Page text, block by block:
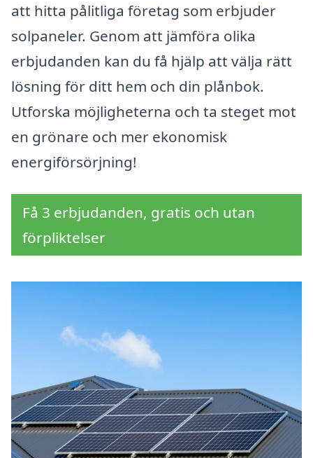
att hitta pålitliga företag som erbjuder
solpaneler. Genom att jämföra olika
erbjudanden kan du få hjälp att välja rätt
lösning för ditt hem och din plånbok.
Utforska möjligheterna och ta steget mot
en grönare och mer ekonomisk
energiförsörjning!
Få 3 erbjudanden, gratis och utan
förpliktelser